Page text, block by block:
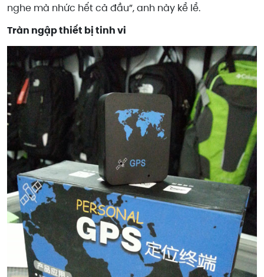
nghe mà nhức hết cả đầu”, anh này kể lể.
Tràn ngập thiết bị tinh vi